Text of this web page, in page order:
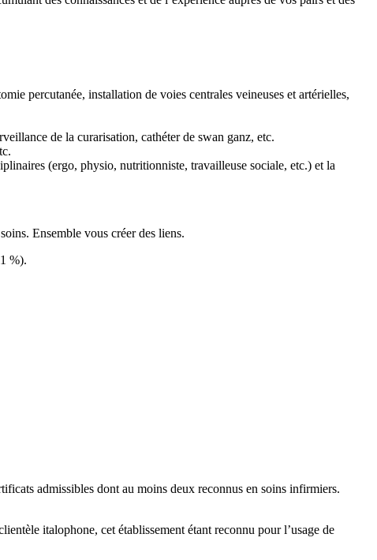
percutanée, installation de voies centrales veineuses et artérielles,
de la curarisation, cathéter de swan ganz, etc.
(ergo, physio, nutritionniste, travailleuse sociale, etc.) et la
Ensemble vous créer des liens.
%).
admissibles dont au moins deux reconnus en soins infirmiers.
italophone, cet établissement étant reconnu pour l’usage de